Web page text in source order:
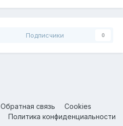
Подписчики 0
Обратная связь
Cookies
Политика конфиденциальности